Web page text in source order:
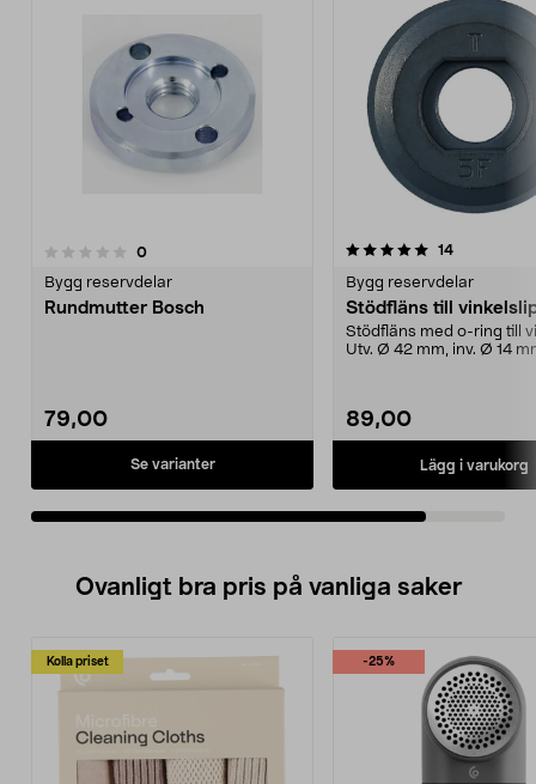
0recensioner
Bygg reservdelar
Rundmutter Bosch
79,00
Se varianter
5.0av 5 stjärnor 14recensioner
Bygg reservdelar
Stödfläns till
Stödfläns med o-ring till
Utv. Ø 42 mm, inv. Ø 14
89,00
Lägg i varukorg
Ovanligt bra pris på vanliga saker
Kolla priset -25%